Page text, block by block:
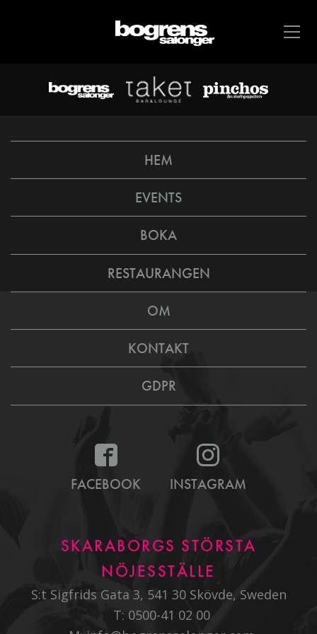
HEM
EVENTS
BOKA
RESTAURANGEN
OM
KONTAKT
GDPR
FACEBOOK INSTAGRAM
SKARABORGS STÖRSTA
NÖJESSTÄLLE
S:t Sigfrids Gata 3, 541 30 Skövde, Sweden
T: 0500-41 02 00